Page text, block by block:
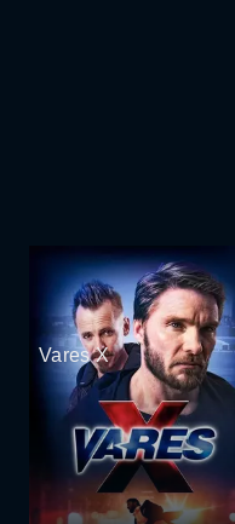
Vares X